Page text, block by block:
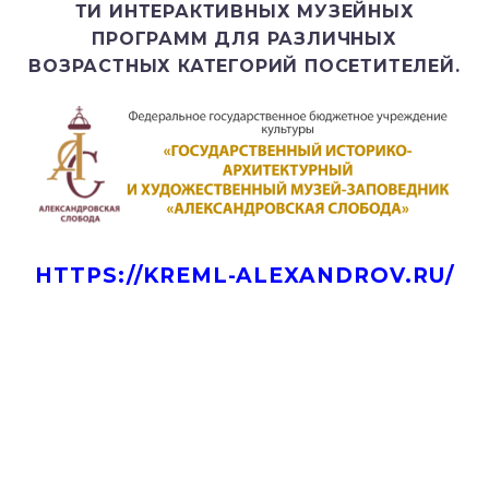
ТИ ИНТЕРАКТИВНЫХ МУЗЕЙНЫХ
ПРОГРАММ ДЛЯ РАЗЛИЧНЫХ
ВОЗРАСТНЫХ КАТЕГОРИЙ ПОСЕТИТЕЛЕЙ.
HTTPS://KREML-ALEXANDROV.RU/